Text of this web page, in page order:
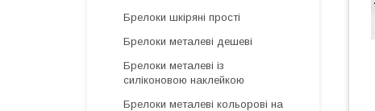
Брелоки шкіряні прості
Брелоки металеві дешеві
Брелоки металеві із
силіконовою наклейкою
Брелоки металеві кольорові на